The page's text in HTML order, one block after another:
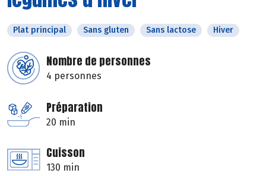
Plat principal Sans gluten Sans lactose Hiver
Nombre de personnes
4 personnes
Préparation
20 min
Cuisson
130 min